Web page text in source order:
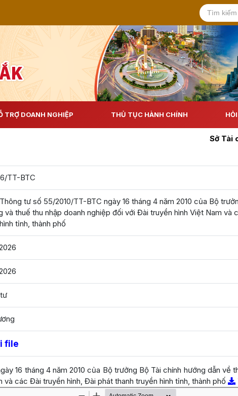
TRỢ DOANH NGHIỆP THỦ TỤC HÀNH CHÍNH
Sở Tài
TT-BTC
tư số 55/2010/TT-BTC ngày 16 tháng 4 năm 2010 của Bộ
và thuế thu nhập doanh nghiệp đối với Đài truyền hình Việt Nam và
tỉnh, thành phố
file
16 tháng 4 năm 2010 của Bộ trưởng Bộ Tài chính hướng dẫn về
các Đài truyền hình, Đài phát thanh truyền hình tỉnh, thành phố